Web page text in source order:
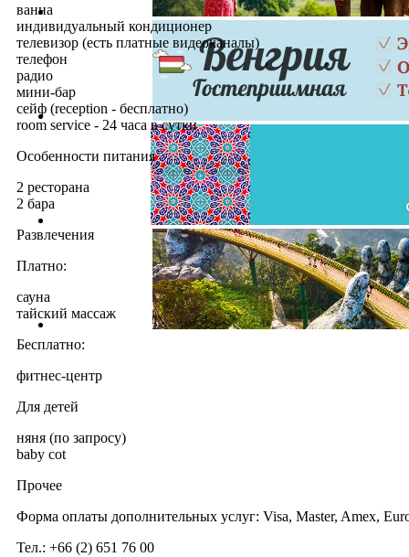
ванна
индивидуальный кондиционер
телевизор (есть платные видеоканалы)
телефон
радио
мини-бар
сейф (reception - бесплатно)
room service - 24 часа в сутки
Особенности питания
2 ресторана
2 бара
Развлечения
Платно:
сауна
тайский массаж
Бесплатно:
фитнес-центр
Для детей
няня (по запросу)
baby cot
Прочее
Форма оплаты дополнительных услуг: Visa, Master, Amex,
Тел.: +66 (2) 651 76 00